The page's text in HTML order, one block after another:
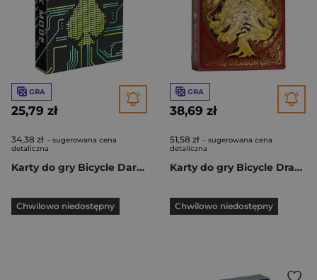
GRA
25,79 zł
34,38 zł - sugerowana cena
detaliczna
Karty do gry Bicycle Dark Mode
Chwilowo niedostępny
GRA
38,69 zł
51,58 zł - sugerowana cena
detaliczna
Karty do gry Bicycle Dragon Red
Chwilowo niedostępny